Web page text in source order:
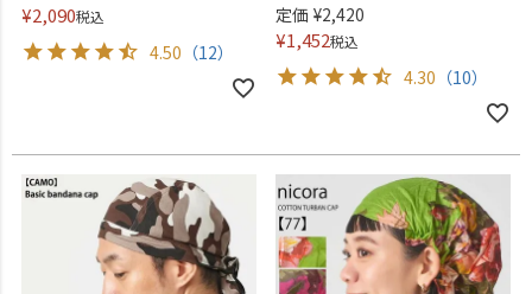
¥2,090税込
4.50 （12）
定価 ¥2,420
¥1,452税込
4.30 （10）